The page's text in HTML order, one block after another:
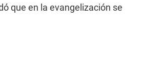
que en la evangelización se